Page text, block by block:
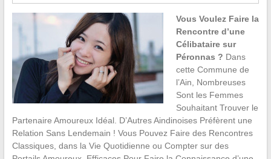
Vous Voulez Faire la
Rencontre d’une
Célibataire sur
Péronnas ? Dans
cette Commune de
l’Ain, Nombreuses
Sont les Femmes
Souhaitant Trouver le
Partenaire Amoureux Idéal. D’Autres Aindinoises Préfèrent une
Relation Sans Lendemain ! Vous Pouvez Faire des Rencontres
Classiques, dans la Vie Quotidienne ou Compter sur des